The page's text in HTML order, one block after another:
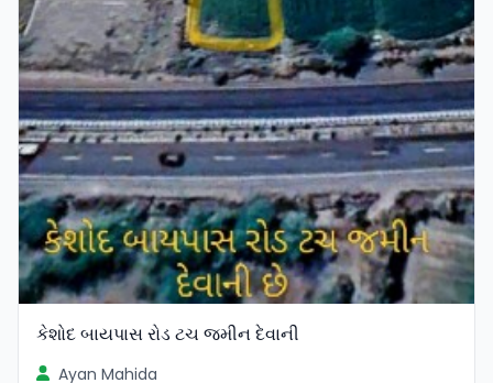
કેશોદ બાયપાસ રોડ ટચ જમીન દેવાની
Ayan Mahida